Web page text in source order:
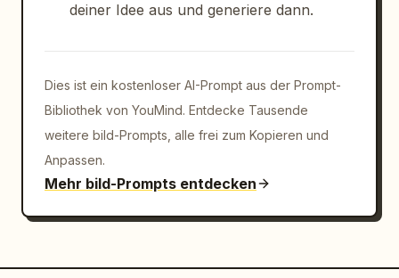
deiner Idee aus und generiere dann.
Dies ist ein kostenloser AI-Prompt aus der Prompt-
Bibliothek von YouMind. Entdecke Tausende
weitere bild-Prompts, alle frei zum Kopieren und
Anpassen.
Mehr bild-Prompts entdecken